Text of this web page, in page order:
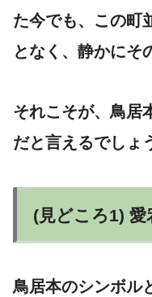
た今でも、この町
となく、静かにそ
それこそが、鳥居
だと言えるでしょ
(見どころ1) 愛
鳥居本のシンボル